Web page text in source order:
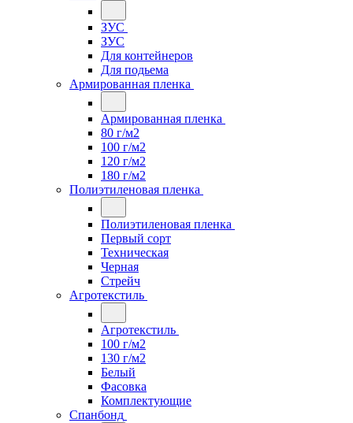
ЗУС
ЗУС
Для контейнеров
Для подьема
Армированная пленка
Армированная пленка
80 г/м2
100 г/м2
120 г/м2
180 г/м2
Полиэтиленовая пленка
Полиэтиленовая пленка
Первый сорт
Техническая
Черная
Стрейч
Агротекстиль
Агротекстиль
100 г/м2
130 г/м2
Белый
Фасовка
Комплектующие
Спанбонд